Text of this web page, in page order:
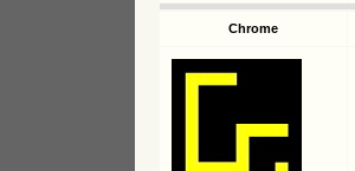
Chrome